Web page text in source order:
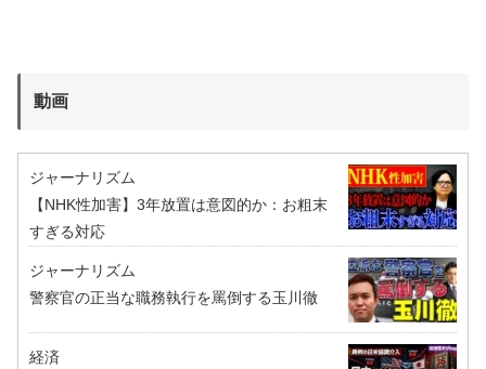
動画
ジャーナリズム
【NHK性加害】3年放置は意図的か：お粗末
すぎる対応
ジャーナリズム
警察官の正当な職務執行を罵倒する玉川徹
経済